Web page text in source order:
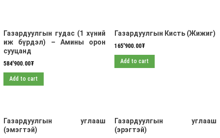
Газардуулгын гудас (1 хүний
иж бүрдэл) – Амины орон
сууцанд
584'900.00₮
Add to cart
Газардуулгын Кисть (Жижиг)
165'900.00₮
Add to cart
Газардуулгын углааш
(эмэгтэй)
Газардуулгын углааш
(эрэгтэй)